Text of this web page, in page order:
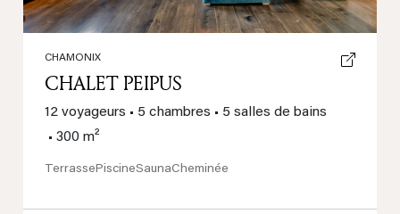
CHAMONIX
CHALET PEIPUS
12 voyageurs • 5 chambres • 5 salles de bains
• 300 m²
TerrassePiscineSaunaCheminée